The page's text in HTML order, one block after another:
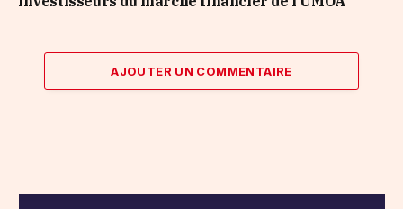
AJOUTER UN COMMENTAIRE